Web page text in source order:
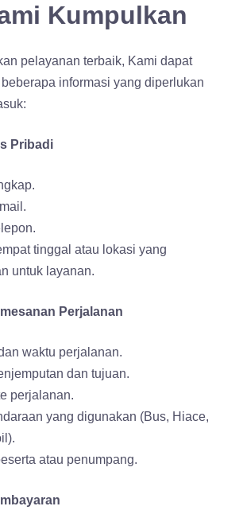
Kumpulkan
pelayanan terbaik, Kami dapat
informasi yang diperlukan
Pribadi
tinggal atau lokasi yang
untuk layanan.
Perjalanan
waktu perjalanan.
dan tujuan.
perjalanan.
yang digunakan (Bus, Hiace,
atau penumpang.